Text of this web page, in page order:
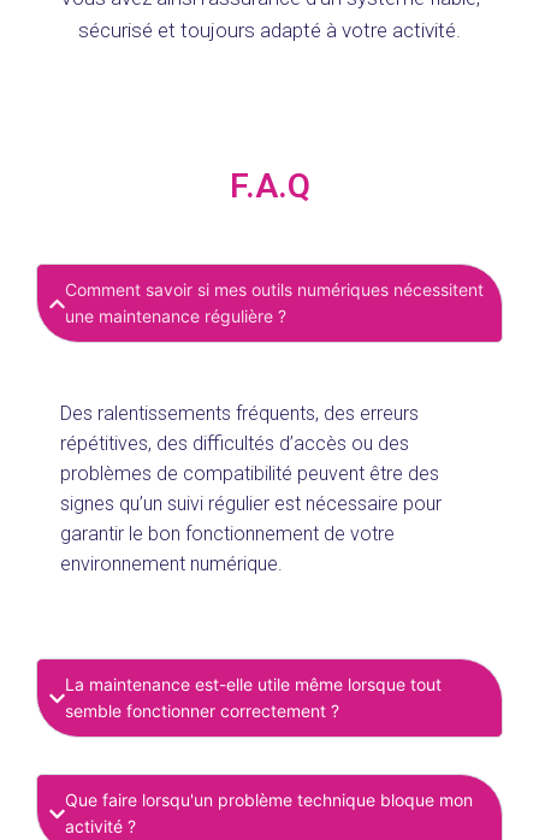
sécurisé et toujours adapté à votre activité.
F.A.Q
Comment savoir si mes outils numériques nécessitent
une maintenance régulière ?
Des ralentissements fréquents, des erreurs
répétitives, des difficultés d’accès ou des
problèmes de compatibilité peuvent être des
signes qu’un suivi régulier est nécessaire pour
garantir le bon fonctionnement de votre
environnement numérique.
La maintenance est-elle utile même lorsque tout
semble fonctionner correctement ?
Que faire lorsqu'un problème technique bloque mon
activité ?